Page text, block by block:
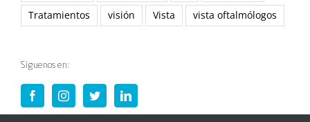
Tratamientos
visión Vista vista oftalmólogos
Síguenos en: